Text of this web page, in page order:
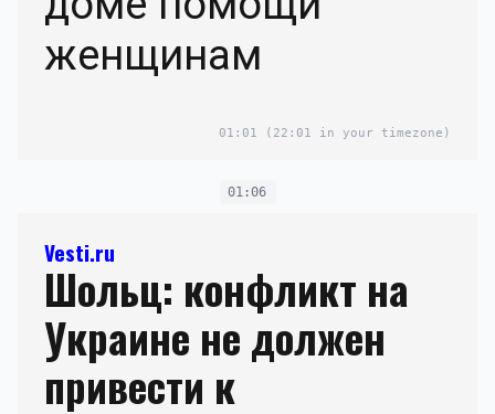
женщинам
01:01 (22:01 in your timezone)
01:06
Vesti.ru
Шольц: конфликт на
Украине не должен
привести к